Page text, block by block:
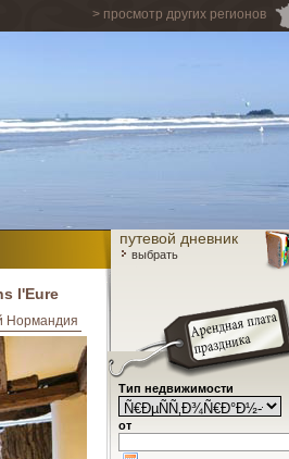
> просмотр других регионов
путевой дневник
выбрать
l'Eure
Нормандия
Тип недвижимости
от